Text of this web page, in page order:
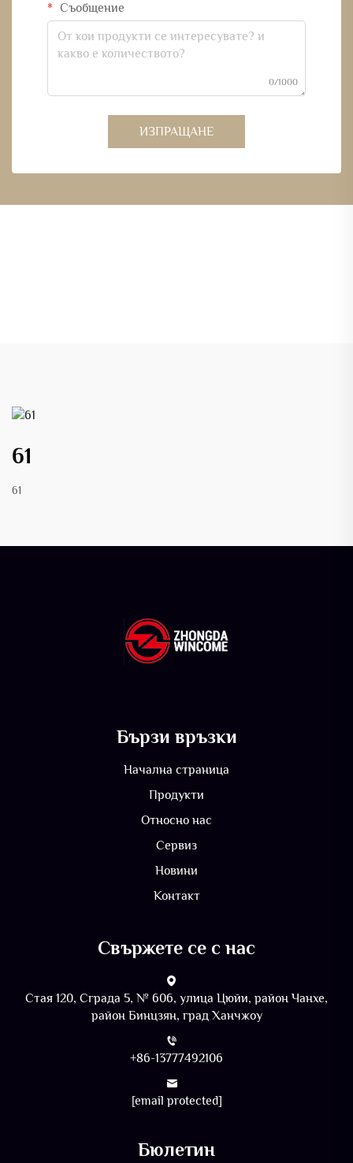
Съобщение
0/1000
ИЗПРАЩАНЕ
61
61
Бързи връзки
Начална страница
Продукти
Относно нас
Сервиз
Новини
Контакт
Свържете се с нас
Стая 120, Сграда 5, № 606, улица Цюйи, район Чанхе,
район Бинцзян, град Ханчжоу
+86-13777492106
[email protected]
Бюлетин